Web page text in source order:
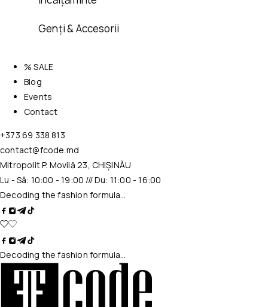
Genți & Accesorii
% SALE
Blog
Events
Contact
+373 69 338 813
contact@fcode.md
Mitropolit P. Movilă 23, CHIȘINĂU
Lu - Sâ: 10:00 - 19:00 /// Du: 11:00 - 16:00
Decoding the fashion formula…
Decoding the fashion formula…